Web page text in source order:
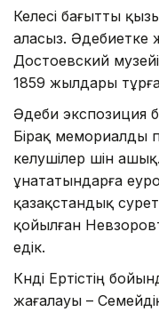
Келесі бағытты
аласыз. Әдебиетке
Достоевский
1859 жылдары
Әдеби экспозиция
Бірақ мемориалды
келушілер үшін
ұнататындарға
қазақстандық
қойылған
едік.
Күнді Ертістің
жағалауы –